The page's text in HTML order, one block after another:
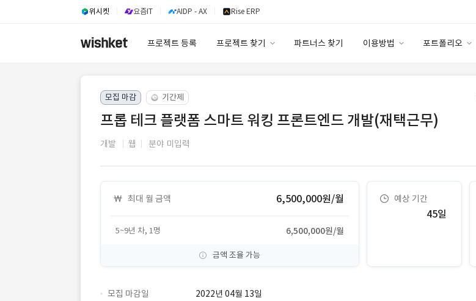
위시켓 요즘IT AIDP - AX Rise ERP
프로젝트 등록 프로젝트 찾기 파트너스 찾기 이용방법 포트폴리오
이용요금
고객센터
모집 마감 기간제
프롭 테크 플랫폼 스마트 워킹 프론트엔드 개발(재택근무)
개발 웹 분야 미입력
최대 월 금액 6,500,000원/월
5~9년 차, 1명 6,500,000원/월
금액 조율 가능
예상 기간
45일
모집 마감일
2022년 04월 13일